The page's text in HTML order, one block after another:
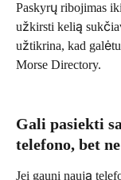
Paskyrų ribojimas
užkirsti kelią
užtikrina, kad
Morse Directory.
Gali pasiekti
telefono, bet
Jei gauni naują